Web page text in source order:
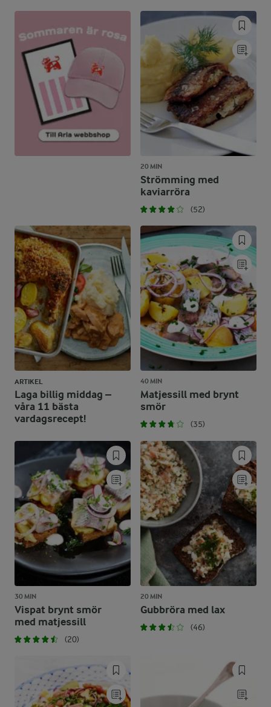
20 MIN
Strömming med
kaviarröra
(52)
ARTIKEL
Laga billig middag –
våra 11 bästa
vardagsrecept!
40 MIN
Matjessill med brynt
smör
(35)
30 MIN
Vispat brynt smör
med matjessill
(20)
20 MIN
Gubbröra med lax
(46)